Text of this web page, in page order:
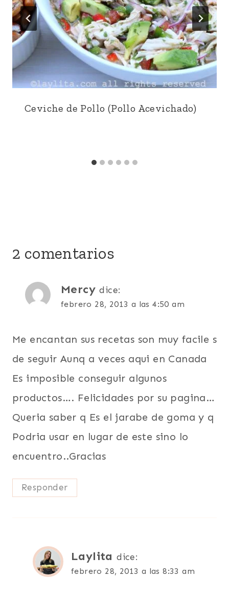
Ceviche de Pollo (Pollo Acevichado)
2 comentarios
Mercy dice:
febrero 28, 2013 a las 4:50 am
Me encantan sus recetas son muy facile s
de seguir Aunq a veces aqui en Canada
Es imposible conseguir algunos
productos…. Felicidades por su pagina…
Queria saber q Es el jarabe de goma y q
Podria usar en lugar de este sino lo
encuentro..Gracias
Responder
Laylita dice:
febrero 28, 2013 a las 8:33 am